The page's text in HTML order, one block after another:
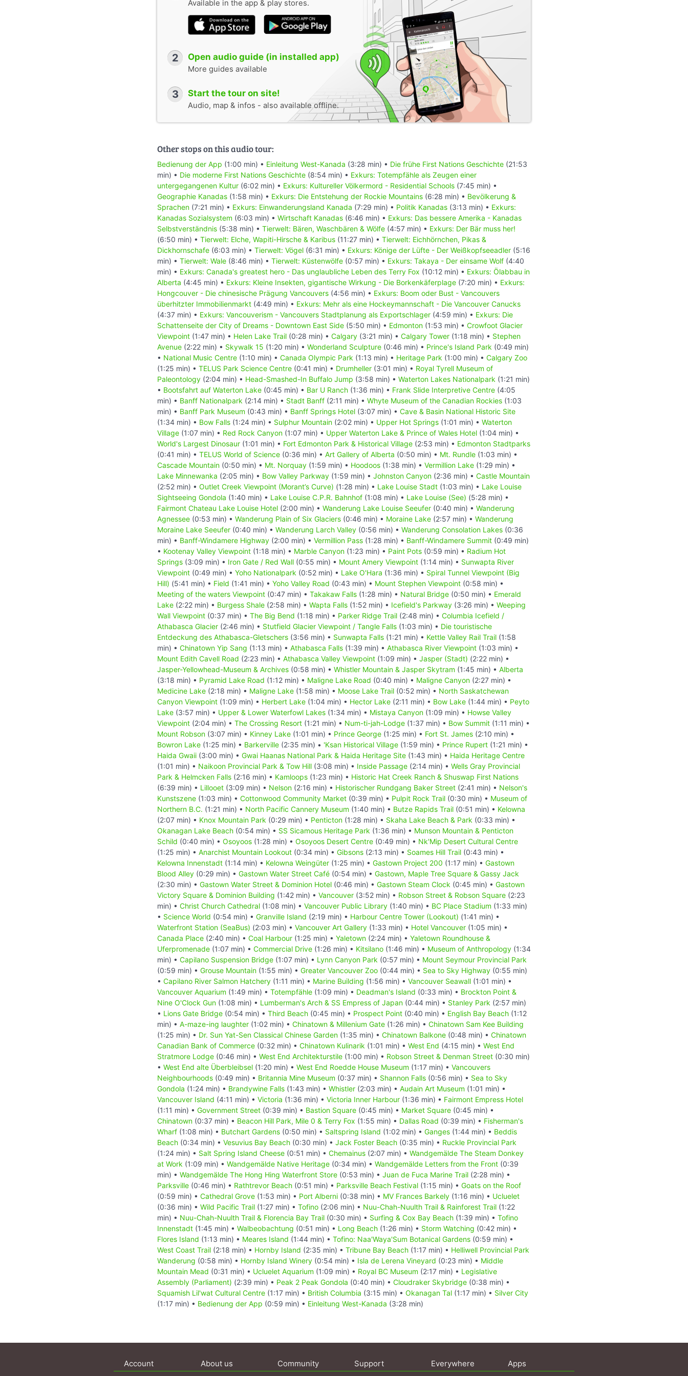
Available in the app & play stores.
2 Open audio guide (in installed app)
More guides available
3 Start the tour on site!
Audio, map & infos - also available offline.
Other stops on this audio tour:
Bedienung der App (1:00 min) • Einleitung West-Kanada (3:28 min) • Die frühe First Nations Geschichte (21:53
min) • Die moderne First Nations Geschichte (8:54 min) • Exkurs: Totempfähle als Zeugen einer
untergegangenen Kultur (6:02 min) • Exkurs: Kultureller Völkermord - Residential Schools (7:45 min) •
Geographie Kanadas (1:58 min) • Exkurs: Die Entstehung der Rockie Mountains (6:28 min) • Bevölkerung &
Sprachen (7:21 min) • Exkurs: Einwanderungsland Kanada (7:29 min) • Politik Kanadas (3:13 min) • Exkurs:
Kanadas Sozialsystem (6:03 min) • Wirtschaft Kanadas (6:46 min) • Exkurs: Das bessere Amerika - Kanadas
Selbstverständnis (5:38 min) • Tierwelt: Bären, Waschbären & Wölfe (4:57 min) • Exkurs: Der Bär muss her!
(6:50 min) • Tierwelt: Elche, Wapiti-Hirsche & Karibus (11:27 min) • Tierwelt: Eichhörnchen, Pikas &
Dickhornschafe (6:03 min) • Tierwelt: Vögel (6:31 min) • Exkurs: Könige der Lüfte - Der Weißkopfseeadler (5:16
min) • Tierwelt: Wale (8:46 min) • Tierwelt: Küstenwölfe (0:57 min) • Exkurs: Takaya - Der einsame Wolf (4:40
min) • Exkurs: Canada's greatest hero - Das unglaubliche Leben des Terry Fox (10:12 min) • Exkurs: Ölabbau in
Alberta (4:45 min) • Exkurs: Kleine Insekten, gigantische Wirkung - Die Borkenkäferplage (7:20 min) • Exkurs:
Hongcouver - Die chinesische Prägung Vancouvers (4:56 min) • Exkurs: Boom oder Bust - Vancouvers
überhitzter Immobilienmarkt (4:49 min) • Exkurs: Mehr als eine Hockeymannschaft - Die Vancouver Canucks
(4:37 min) • Exkurs: Vancouverism - Vancouvers Stadtplanung als Exportschlager (4:59 min) • Exkurs: Die
Schattenseite der City of Dreams - Downtown East Side (5:50 min) • Edmonton (1:53 min) • Crowfoot Glacier
Viewpoint (1:47 min) • Helen Lake Trail (0:28 min) • Calgary (3:21 min) • Calgary Tower (1:18 min) • Stephen
Avenue (2:22 min) • Skywalk 15 (1:20 min) • Wonderland Sculpture (0:46 min) • Prince's Island Park (0:49 min)
• National Music Centre (1:10 min) • Canada Olympic Park (1:13 min) • Heritage Park (1:00 min) • Calgary Zoo
(1:25 min) • TELUS Park Science Centre (0:41 min) • Drumheller (3:01 min) • Royal Tyrell Museum of
Paleontology (2:04 min) • Head-Smashed-In Buffalo Jump (3:58 min) • Waterton Lakes Nationalpark (1:21 min)
• Bootsfahrt auf Waterton Lake (0:45 min) • Bar U Ranch (1:36 min) • Frank Slide Interpretive Centre (4:05
min) • Banff Nationalpark (2:14 min) • Stadt Banff (2:11 min) • Whyte Museum of the Canadian Rockies (1:03
min) • Banff Park Museum (0:43 min) • Banff Springs Hotel (3:07 min) • Cave & Basin National Historic Site
(1:34 min) • Bow Falls (1:24 min) • Sulphur Mountain (2:02 min) • Upper Hot Springs (1:01 min) • Waterton
Village (1:07 min) • Red Rock Canyon (1:07 min) • Upper Waterton Lake & Prince of Wales Hotel (1:04 min) •
World's Largest Dinosaur (1:01 min) • Fort Edmonton Park & Historical Village (2:53 min) • Edmonton Stadtparks
(0:41 min) • TELUS World of Science (0:36 min) • Art Gallery of Alberta (0:50 min) • Mt. Rundle (1:03 min) •
Cascade Mountain (0:50 min) • Mt. Norquay (1:59 min) • Hoodoos (1:38 min) • Vermillion Lake (1:29 min) •
Lake Minnewanka (2:05 min) • Bow Valley Parkway (1:59 min) • Johnston Canyon (2:36 min) • Castle Mountain
(2:52 min) • Outlet Creek Viewpoint (Morant’s Curve) (1:28 min) • Lake Louise Stadt (1:03 min) • Lake Louise
Sightseeing Gondola (1:40 min) • Lake Louise C.P.R. Bahnhof (1:08 min) • Lake Louise (See) (5:28 min) •
Fairmont Chateau Lake Louise Hotel (2:00 min) • Wanderung Lake Louise Seeufer (0:40 min) • Wanderung
Agnessee (0:53 min) • Wanderung Plain of Six Glaciers (0:46 min) • Moraine Lake (2:57 min) • Wanderung
Moraine Lake Seeufer (0:40 min) • Wanderung Larch Valley (0:56 min) • Wanderung Consolation Lakes (0:36
min) • Banff-Windamere Highway (2:00 min) • Vermillion Pass (1:28 min) • Banff-Windamere Summit (0:49 min)
• Kootenay Valley Viewpoint (1:18 min) • Marble Canyon (1:23 min) • Paint Pots (0:59 min) • Radium Hot
Springs (3:09 min) • Iron Gate / Red Wall (0:55 min) • Mount Amery Viewpoint (1:14 min) • Sunwapta River
Viewpoint (0:49 min) • Yoho Nationalpark (0:52 min) • Lake O'Hara (1:36 min) • Spiral Tunnel Viewpoint (Big
Hill) (5:41 min) • Field (1:41 min) • Yoho Valley Road (0:43 min) • Mount Stephen Viewpoint (0:58 min) •
Meeting of the waters Viewpoint (0:47 min) • Takakaw Falls (1:28 min) • Natural Bridge (0:50 min) • Emerald
Lake (2:22 min) • Burgess Shale (2:58 min) • Wapta Falls (1:52 min) • Icefield's Parkway (3:26 min) • Weeping
Wall Viewpoint (0:37 min) • The Big Bend (1:18 min) • Parker Ridge Trail (2:48 min) • Columbia Icefield /
Athabasca Glacier (2:46 min) • Stutfield Glacier Viewpoint / Tangle Falls (1:03 min) • Die touristische
Entdeckung des Athabasca-Gletschers (3:56 min) • Sunwapta Falls (1:21 min) • Kettle Valley Rail Trail (1:58
min) • Chinatown Yip Sang (1:13 min) • Athabasca Falls (1:39 min) • Athabasca River Viewpoint (1:03 min) •
Mount Edith Cavell Road (2:23 min) • Athabasca Valley Viewpoint (1:09 min) • Jasper (Stadt) (2:22 min) •
Jasper-Yellowhead-Museum & Archives (0:58 min) • Whistler Mountain & Jasper Skytram (1:45 min) • Alberta
(3:18 min) • Pyramid Lake Road (1:12 min) • Maligne Lake Road (0:40 min) • Maligne Canyon (2:27 min) •
Medicine Lake (2:18 min) • Maligne Lake (1:58 min) • Moose Lake Trail (0:52 min) • North Saskatchewan
Canyon Viewpoint (1:09 min) • Herbert Lake (1:04 min) • Hector Lake (2:11 min) • Bow Lake (1:44 min) • Peyto
Lake (3:57 min) • Upper & Lower Waterfowl Lakes (1:34 min) • Mistaya Canyon (1:09 min) • Howse Valley
Viewpoint (2:04 min) • The Crossing Resort (1:21 min) • Num-ti-jah-Lodge (1:37 min) • Bow Summit (1:11 min) •
Mount Robson (3:07 min) • Kinney Lake (1:01 min) • Prince George (1:25 min) • Fort St. James (2:10 min) •
Bowron Lake (1:25 min) • Barkerville (2:35 min) • 'Ksan Historical Village (1:59 min) • Prince Rupert (1:21 min) •
Haida Gwaii (3:00 min) • Gwai Haanas National Park & Haida Heritage Site (1:43 min) • Haida Heritage Centre
(1:01 min) • Naikoon Provincial Park & Tow Hill (3:08 min) • Inside Passage (2:14 min) • Wells Gray Provincial
Park & Helmcken Falls (2:16 min) • Kamloops (1:23 min) • Historic Hat Creek Ranch & Shuswap First Nations
(6:39 min) • Lillooet (3:09 min) • Nelson (2:16 min) • Historischer Rundgang Baker Street (2:41 min) • Nelson's
Kunstszene (1:03 min) • Cottonwood Community Market (0:39 min) • Pulpit Rock Trail (0:30 min) • Museum of
Northern B.C. (1:21 min) • North Pacific Cannery Museum (1:40 min) • Butze Rapids Trail (0:51 min) • Kelowna
(2:07 min) • Knox Mountain Park (0:29 min) • Penticton (1:28 min) • Skaha Lake Beach & Park (0:33 min) •
Okanagan Lake Beach (0:54 min) • SS Sicamous Heritage Park (1:36 min) • Munson Mountain & Penticton
Schild (0:40 min) • Osoyoos (1:28 min) • Osoyoos Desert Centre (0:49 min) • Nk'Mip Desert Cultural Centre
(1:25 min) • Anarchist Mountain Lookout (0:34 min) • Gibsons (2:13 min) • Soames Hill Trail (0:43 min) •
Kelowna Innenstadt (1:14 min) • Kelowna Weingüter (1:25 min) • Gastown Project 200 (1:17 min) • Gastown
Blood Alley (0:29 min) • Gastown Water Street Café (0:54 min) • Gastown, Maple Tree Square & Gassy Jack
(2:30 min) • Gastown Water Street & Dominion Hotel (0:46 min) • Gastown Steam Clock (0:45 min) • Gastown
Victory Square & Dominion Building (1:42 min) • Vancouver (3:52 min) • Robson Street & Robson Square (2:23
min) • Christ Church Cathedral (1:08 min) • Vancouver Public Library (1:40 min) • BC Place Stadium (1:33 min)
• Science World (0:54 min) • Granville Island (2:19 min) • Harbour Centre Tower (Lookout) (1:41 min) •
Waterfront Station (SeaBus) (2:03 min) • Vancouver Art Gallery (1:33 min) • Hotel Vancouver (1:05 min) •
Canada Place (2:40 min) • Coal Harbour (1:25 min) • Yaletown (2:24 min) • Yaletown Roundhouse &
Uferpromenade (1:07 min) • Commercial Drive (1:26 min) • Kitsilano (1:46 min) • Museum of Anthropology (1:34
min) • Capilano Suspension Bridge (1:07 min) • Lynn Canyon Park (0:57 min) • Mount Seymour Provincial Park
(0:59 min) • Grouse Mountain (1:55 min) • Greater Vancouver Zoo (0:44 min) • Sea to Sky Highway (0:55 min)
• Capilano River Salmon Hatchery (1:11 min) • Marine Building (1:56 min) • Vancouver Seawall (1:01 min) •
Vancouver Aquarium (1:49 min) • Totempfähle (1:09 min) • Deadman's Island (0:33 min) • Brockton Point &
Nine O'Clock Gun (1:08 min) • Lumberman's Arch & SS Empress of Japan (0:44 min) • Stanley Park (2:57 min)
• Lions Gate Bridge (0:54 min) • Third Beach (0:45 min) • Prospect Point (0:40 min) • English Bay Beach (1:12
min) • A-maze-ing laughter (1:02 min) • Chinatown & Millenium Gate (1:26 min) • Chinatown Sam Kee Building
(1:25 min) • Dr. Sun Yat-Sen Classical Chinese Garden (1:35 min) • Chinatown Balkone (0:48 min) • Chinatown
Canadian Bank of Commerce (0:32 min) • Chinatown Kulinarik (1:01 min) • West End (4:15 min) • West End
Stratmore Lodge (0:46 min) • West End Architekturstile (1:00 min) • Robson Street & Denman Street (0:30 min)
• West End alte Überbleibsel (1:20 min) • West End Roedde House Museum (1:17 min) • Vancouvers
Neighbourhoods (0:49 min) • Britannia Mine Museum (0:37 min) • Shannon Falls (0:56 min) • Sea to Sky
Gondola (1:24 min) • Brandywine Falls (1:43 min) • Whistler (2:03 min) • Audain Art Museum (1:01 min) •
Vancouver Island (4:11 min) • Victoria (1:36 min) • Victoria Inner Harbour (1:36 min) • Fairmont Empress Hotel
(1:11 min) • Government Street (0:39 min) • Bastion Square (0:45 min) • Market Square (0:45 min) •
Chinatown (0:37 min) • Beacon Hill Park, Mile 0 & Terry Fox (1:55 min) • Dallas Road (0:39 min) • Fisherman's
Wharf (1:08 min) • Butchart Gardens (0:50 min) • Saltspring Island (1:02 min) • Ganges (1:44 min) • Beddis
Beach (0:34 min) • Vesuvius Bay Beach (0:30 min) • Jack Foster Beach (0:35 min) • Ruckle Provincial Park
(1:24 min) • Salt Spring Island Cheese (0:51 min) • Chemainus (2:07 min) • Wandgemälde The Steam Donkey
at Work (1:09 min) • Wandgemälde Native Heritage (0:34 min) • Wandgemälde Letters from the Front (0:39
min) • Wandgemälde The Hong Hing Waterfront Store (0:53 min) • Juan de Fuca Marine Trail (2:28 min) •
Parksville (0:46 min) • Rathtrevor Beach (0:51 min) • Parksville Beach Festival (1:15 min) • Goats on the Roof
(0:59 min) • Cathedral Grove (1:53 min) • Port Alberni (0:38 min) • MV Frances Barkely (1:16 min) • Ucluelet
(0:36 min) • Wild Pacific Trail (1:27 min) • Tofino (2:06 min) • Nuu-Chah-Nuulth Trail & Rainforest Trail (1:22
min) • Nuu-Chah-Nuulth Trail & Florencia Bay Trail (0:30 min) • Surfing & Cox Bay Beach (1:39 min) • Tofino
Innenstadt (1:45 min) • Walbeobachtung (0:51 min) • Long Beach (1:26 min) • Storm Watching (0:42 min) •
Flores Island (1:13 min) • Meares Island (1:44 min) • Tofino: Naa'Waya'Sum Botanical Gardens (0:59 min) •
West Coast Trail (2:18 min) • Hornby Island (2:35 min) • Tribune Bay Beach (1:17 min) • Helliwell Provincial Park
Wanderung (0:58 min) • Hornby Island Winery (0:54 min) • Isla de Lerena Vineyard (0:23 min) • Middle
Mountain Mead (0:31 min) • Ucluelet Aquarium (1:09 min) • Royal BC Museum (2:17 min) • Legislative
Assembly (Parliament) (2:39 min) • Peak 2 Peak Gondola (0:40 min) • Cloudraker Skybridge (0:38 min) •
Squamish Lil'wat Cultural Centre (1:17 min) • British Columbia (3:15 min) • Okanagan Tal (1:17 min) • Silver City
(1:17 min) • Bedienung der App (0:59 min) • Einleitung West-Kanada (3:28 min)
Account About us Community Support Everywhere Apps